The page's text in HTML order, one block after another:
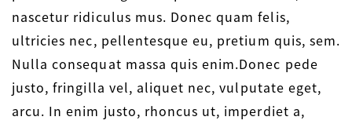
nascetur ridiculus mus. Donec quam felis,
ultricies nec, pellentesque eu, pretium quis, sem.
Nulla consequat massa quis enim.Donec pede
justo, fringilla vel, aliquet nec, vulputate eget,
arcu. In enim justo, rhoncus ut, imperdiet a,